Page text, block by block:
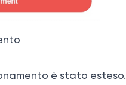
è stato esteso.